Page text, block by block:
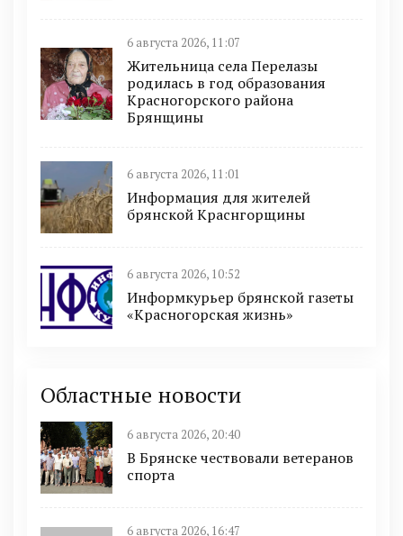
6 августа 2026, 11:07
Жительница села Перелазы
родилась в год образования
Красногорского района
Брянщины
6 августа 2026, 11:01
Информация для жителей
брянской Краснгорщины
6 августа 2026, 10:52
Информкурьер брянской газеты
«Красногорская жизнь»
Областные новости
6 августа 2026, 20:40
В Брянске чествовали ветеранов
спорта
6 августа 2026, 16:47